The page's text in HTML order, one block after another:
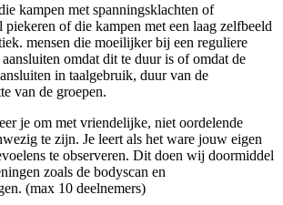
kampen met spanningsklachten of
piekeren of die kampen met een laag zelfbeeld
mensen die moeilijker bij een reguliere
omdat dit te duur is of omdat de
in taalgebruik, duur van de
van de groepen.
je om met vriendelijke, niet oordelende
te zijn. Je leert als het ware jouw eigen
te observeren. Dit doen wij doormiddel
zoals de bodyscan en
(max 10 deelnemers)